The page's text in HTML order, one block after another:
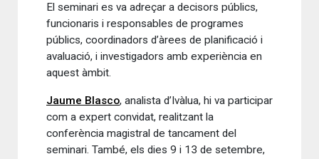
El seminari es va adreçar a decisors públics,
funcionaris i responsables de programes
públics, coordinadors d’àrees de planificació i
avaluació, i investigadors amb experiència en
aquest àmbit.
Jaume Blasco, analista d’Ivàlua, hi va participar
com a expert convidat, realitzant la
conferència magistral de tancament del
seminari. També, els dies 9 i 13 de setembre,